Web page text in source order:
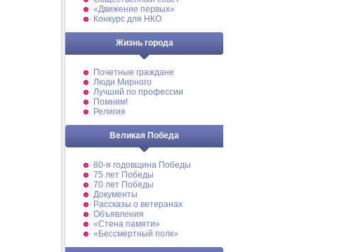
«Движение первых»
Конкурс для НКО
Жизнь города
Почетные граждане
Люди Мирного
Лучший по профессии
Помним!
Религия
Великая Победа
80-я годовщина Победы
75 лет Победы
70 лет Победы
Документы
Рассказы о ветеранах
Объявления
«Стена памяти»
«Бессмертный полк»